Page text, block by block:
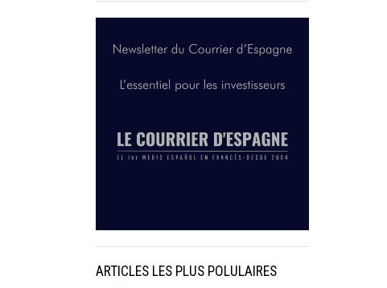
ARTICLES LES PLUS POLULAIRES